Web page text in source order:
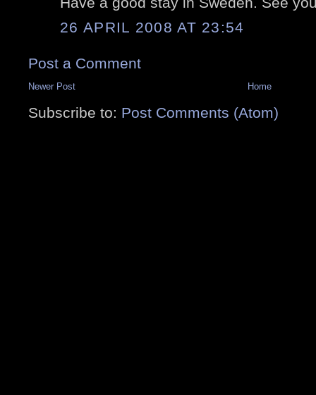
26 APRIL 2008 AT 23:54
Post a Comment
Newer Post Home
Subscribe to: Post Comments (Atom)